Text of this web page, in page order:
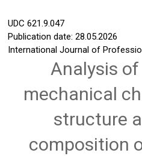
UDC621.9.047
Publication date: 28.05.2026
International Journal of
Analysis
mechanical
structure
composition